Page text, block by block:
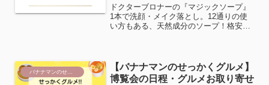
ドクターブロナーの『マジックソープ』
1本で洗顔・メイク落とし。12通りの使
い方もある、天然成分のソープ！格安に
バナナマンのせっかくグルメ！！店舗＆取り寄せ情報
【バナナマンのせっかくグルメ】
博覧会の日程・グルメお取り寄せ